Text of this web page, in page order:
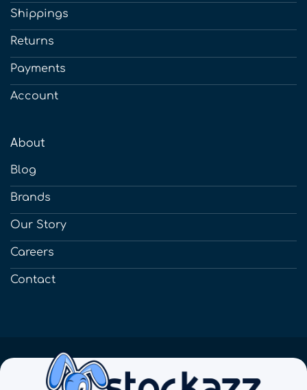
Shippings
Returns
Payments
Account
About
Blog
Brands
Our Story
Careers
Contact